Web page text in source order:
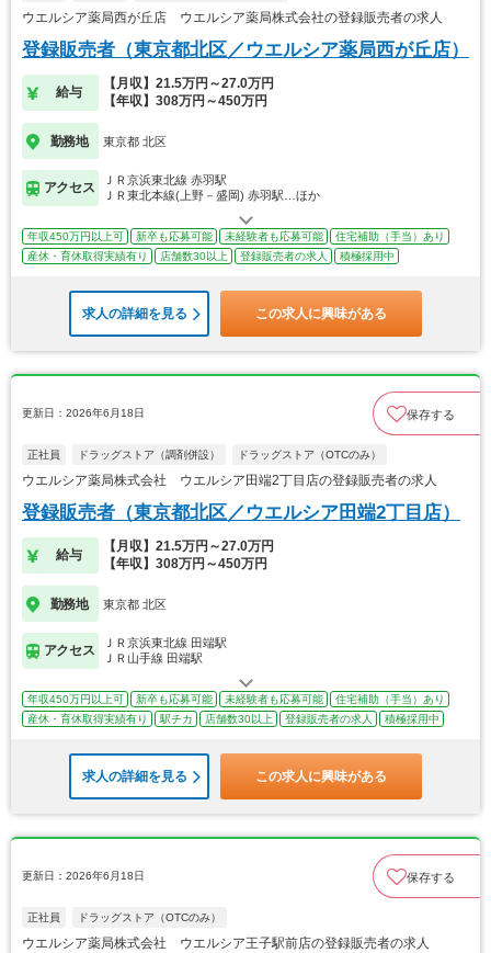
ウエルシア薬局西が丘店 ウエルシア薬局株式会社の登録販売者の求人
登録販売者（東京都北区／ウエルシア薬局西が丘店）
給与
【月収】21.5万円～27.0万円
【年収】308万円～450万円
勤務地 東京都 北区
アクセス
ＪＲ京浜東北線 赤羽駅
ＪＲ東北本線(上野－盛岡) 赤羽駅…ほか
年収450万円以上可 新卒も応募可能 未経験者も応募可能
住宅補助（手当）あり
産休・育休取得実績有り
店舗数30以上 登録販売者の求人 積極採用中
求人の詳細を見る この求人に興味がある
更新日：2026年6月18日 保存する
正社員 ドラッグストア（調剤併設） ドラッグストア（OTCのみ）
ウエルシア薬局株式会社 ウエルシア田端2丁目店の登録販売者の求人
登録販売者（東京都北区／ウエルシア田端2丁目店）
給与
【月収】21.5万円～27.0万円
【年収】308万円～450万円
勤務地 東京都 北区
アクセス
ＪＲ京浜東北線 田端駅
ＪＲ山手線 田端駅
年収450万円以上可 新卒も応募可能 未経験者も応募可能
住宅補助（手当）あり
産休・育休取得実績有り
駅チカ 店舗数30以上 登録販売者の求人 積極採用中
求人の詳細を見る この求人に興味がある
更新日：2026年6月18日 保存する
正社員 ドラッグストア（OTCのみ）
ウエルシア薬局株式会社 ウエルシア王子駅前店の登録販売者の求人